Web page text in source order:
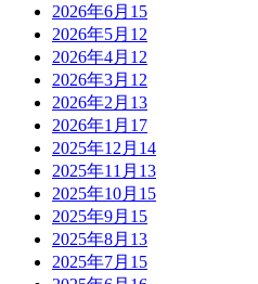
2026年6月 15
2026年5月 12
2026年4月 12
2026年3月 12
2026年2月 13
2026年1月 17
2025年12月 14
2025年11月 13
2025年10月 15
2025年9月 15
2025年8月 13
2025年7月 15